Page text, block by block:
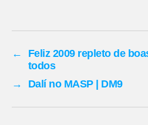
←
Feliz 2009 repleto de
todos
→
Dalí no MASP | DM9